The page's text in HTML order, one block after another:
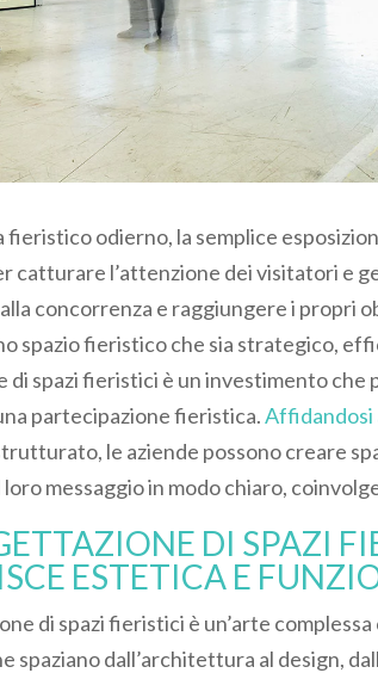
fieristico odierno, la semplice
catturare l’attenzione dei visitatori e
concorrenza e raggiungere i propri
spazio fieristico che sia strategico,
spazi fieristici è un investimento che
partecipazione fieristica.Affidandosi
le aziende possono creare
messaggio in modo chiaro,
DI SPAZI
ESTETICA E
di spazi fieristici è un’arte
spaziano dall’architettura al design,